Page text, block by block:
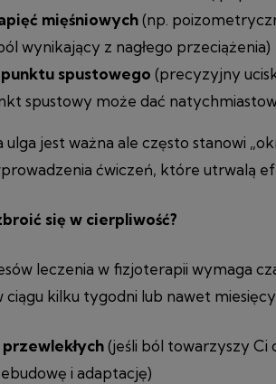
mięśniowych(np.
wynikający z nagłego przeciążenia)
spustowego (precyzyjny
spustowy może dać
jest ważna ale często stanowi
ćwiczeń, które utrwalą
się w cierpliwość?
leczenia w fizjoterapii wymaga
ciągu kilku tygodni lub nawet
(jeśli ból towarzyszy
i adaptację)